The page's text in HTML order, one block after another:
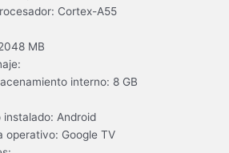
Cortex-A55
MB
interno: 8 GB
Android
operativo: Google TV